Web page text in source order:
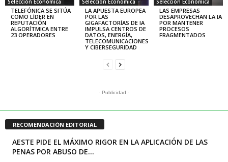
TELEFÓNICA SE SITÚA
COMO LÍDER EN
REPUTACIÓN
ALGORÍTMICA ENTRE
23 OPERADORES
LA APUESTA EUROPEA
POR LAS
GIGAFACTORÍAS DE IA
IMPULSA CENTROS DE
DATOS, ENERGÍA,
TELECOMUNICACIONES
Y CIBERSEGURIDAD
LAS EMPRESAS
DESAPROVECHAN LA IA
POR MANTENER
PROCESOS
FRAGMENTADOS
- Publicidad -
RECOMENDACIÓN EDITORIAL
AESTE PIDE EL MÁXIMO RIGOR EN LA APLICACIÓN DE LAS
PENAS POR ABUSO DE...